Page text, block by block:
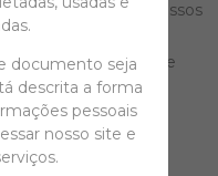
transparente com nossos
e adoção de
com a capacitação e
documento seja
descrita a forma
pessoais
nosso site e